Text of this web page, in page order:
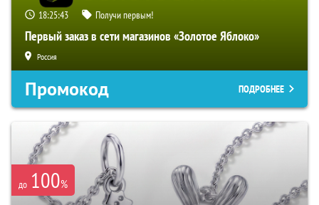
18:25:42 Получи первым!
Первый заказ в сети магазинов «Золотое Яблоко»
Россия
Промокод ПОДРОБНЕЕ
до 100%